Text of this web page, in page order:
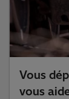
Vous
vous